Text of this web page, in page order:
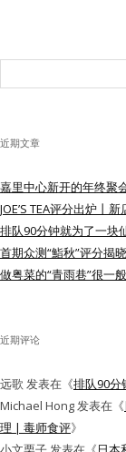
索：
近期文章
嘉里中心新开的年终聚
JOE’S TEA评分出炉丨
排队90分钟就为了一块
首期众测“鮨秋”评分揭
做粤菜的“青雨巷”很一
近期评论
远歌 发表在《排队90分
Michael Hong发表在《
理 | 毒师食评》